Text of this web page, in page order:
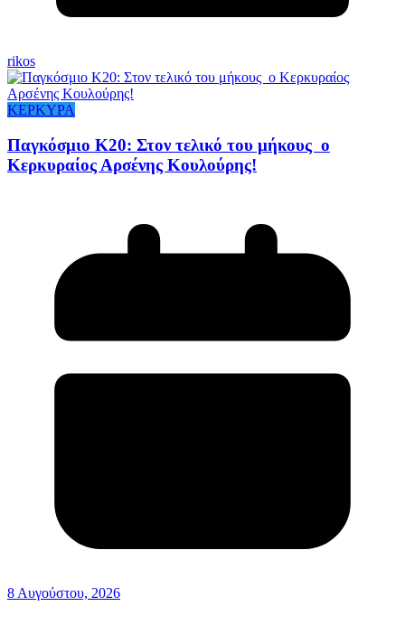
rikos
ΚΕΡΚΥΡΑ
Παγκόσμιο Κ20: Στον τελικό του μήκους ο
Κερκυραίος Αρσένης Κουλούρης!
8 Αυγούστου, 2026